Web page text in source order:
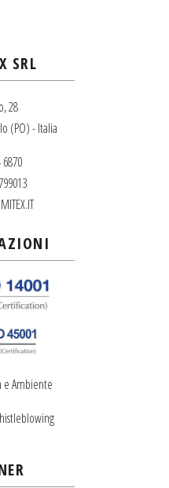
SRL
28
(PO) - Italia
e Ambiente